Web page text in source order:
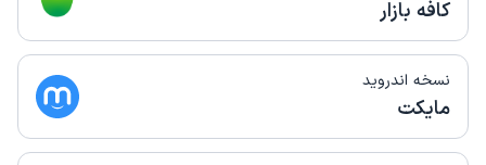
کافه بازار
نسخه اندروید
مایکت